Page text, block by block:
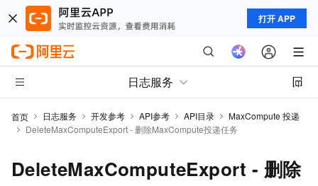
打开 APP
日志服务
首页 日志服务 开发参考 API参考 API目录
MaxCompute 投递
DeleteMaxComputeExport - 删除MaxCompute投递任务
DeleteMaxComputeExport - 删除